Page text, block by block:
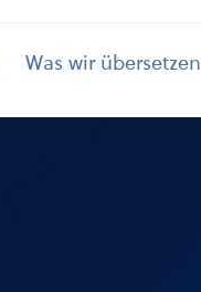
Was wir übersetzen